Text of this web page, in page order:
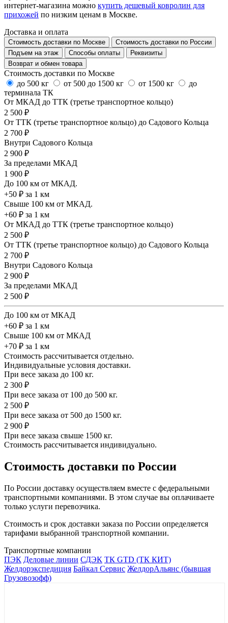
интернет-магазина можно купить дешевый ковролин для
прихожей по низким ценам в Москве.
Доставка и оплата
Стоимость доставки по Москве
Стоимость доставки по России
Подъем на этаж
Способы оплаты
Реквизиты
Возврат и обмен товара
Стоимость доставки по Москве
до 500 кг
от 500 до 1500 кг от 1500 кг
до
терминала ТК
От МКАД до ТТК (третье транспортное кольцо)
2 500 ₽
От ТТК (третье транспортное кольцо) до Садового Кольца
2 700 ₽
Внутри Садового Кольца
2 900 ₽
За пределами МКАД
1 900 ₽
До 100 км от МКАД.
+50 ₽ за 1 км
Свыше 100 км от МКАД.
+60 ₽ за 1 км
От МКАД до ТТК (третье транспортное кольцо)
2 500 ₽
От ТТК (третье транспортное кольцо) до Садового Кольца
2 700 ₽
Внутри Садового Кольца
2 900 ₽
За пределами МКАД
2 500 ₽
До 100 км от МКАД
+60 ₽ за 1 км
Свыше 100 км от МКАД
+70 ₽ за 1 км
Стоимость рассчитывается отдельно.
Индивидуальные условия доставки.
При весе заказа до 100 кг.
2 300 ₽
При весе заказа от 100 до 500 кг.
2 500 ₽
При весе заказа от 500 до 1500 кг.
2 900 ₽
При весе заказа свыше 1500 кг.
Стоимость рассчитывается индивидуально.
Стоимость доставки по России
По России доставку осуществляем вместе с федеральными
транспортными компаниями. В этом случае вы оплачиваете
только услуги перевозчика.
Стоимость и срок доставки заказа по России определяется
тарифами выбранной транспортной компании.
Транспортные компании
ПЭК Деловые линии СДЭК ТК GTD (ТК КИТ)
Желдорэкспедиция Байкал Сервис ЖелдорАльянс (бывшая
Грузовозофф)